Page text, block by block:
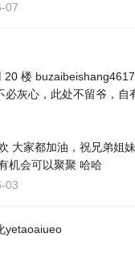
07
20 楼
必灰心，此处不留爷，自
大家都加油，祝兄弟姐
机会可以聚聚 哈哈
03
yetaoaiueo